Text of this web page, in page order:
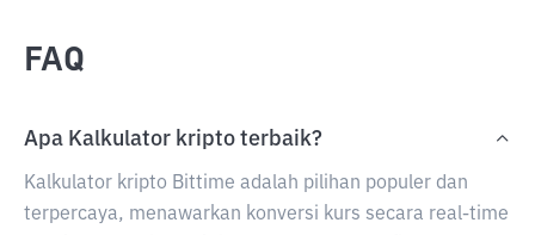
FAQ
Apa Kalkulator kripto terbaik?
Kalkulator kripto Bittime adalah pilihan populer dan
terpercaya, menawarkan konversi kurs secara real-time